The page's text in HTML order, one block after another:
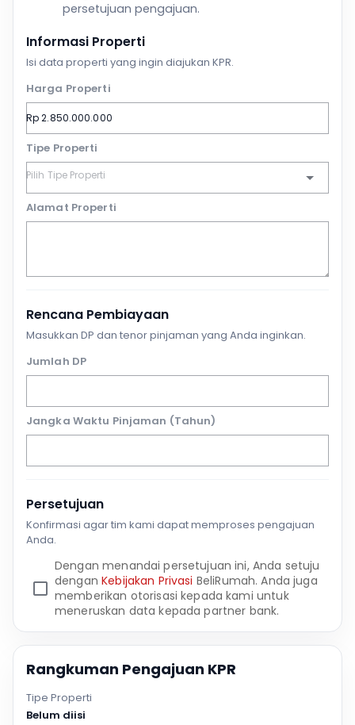
persetujuan pengajuan.
Informasi Properti
Isi data properti yang ingin diajukan KPR.
Harga Properti
Tipe Properti
Alamat Properti
Rencana Pembiayaan
Masukkan DP dan tenor pinjaman yang Anda inginkan.
Jumlah DP
Jangka Waktu Pinjaman (Tahun)
Persetujuan
Konfirmasi agar tim kami dapat memproses pengajuan
Anda.
Dengan menandai persetujuan ini, Anda setuju
denganKebijakan Privasi BeliRumah. Anda juga
memberikan otorisasi kepada kami untuk
meneruskan data kepada partner bank.
Rangkuman Pengajuan KPR
Tipe Properti
Belum diisi